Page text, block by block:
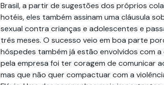
Brasil, a partir de sugestões dos próprios
hotéis, eles também assinam uma cláusula
sexual contra crianças e adolescentes e
três meses. O sucesso veio em boa parte
hóspedes também já estão envolvidos com
pela empresa foi ter coragem de comunicar
mas que não quer compactuar com a